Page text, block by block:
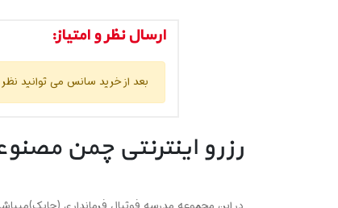
ارسال نظر و امتیاز:
بعد از خرید سانس می توانید
رزرو اینترنتی چمن